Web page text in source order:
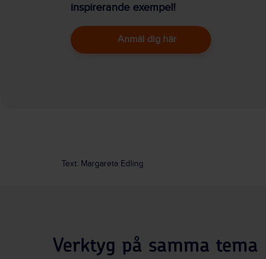
inspirerande exempel!
Anmäl dig här
Text: Margareta Edling
Verktyg på samma tema